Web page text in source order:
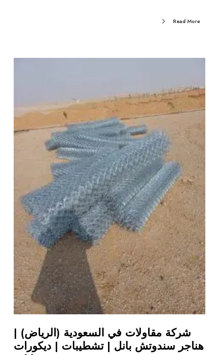
Read More
شركة مقاولات في السعودية (الرياض) |
هناجر سندوتش بانل | تشطيبات | ديكورات